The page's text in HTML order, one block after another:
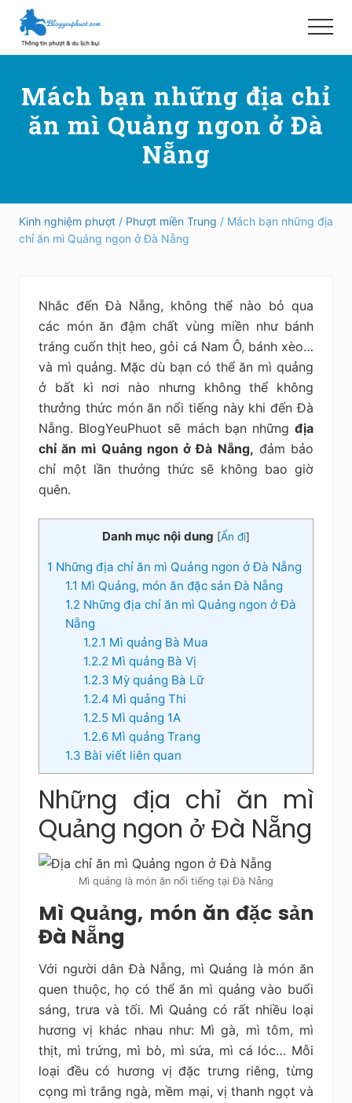
Menu
Skip
main
qua
primary
Hướng
phượt,
lịch
và
ngoài
nước
an
nghiệm,
kiệm
Menu
Mách bạn những địa chỉ
ăn mì Quảng ngon ở Đà
Nẵng
Kinh nghiệm phượt / Phượt miền Trung / Mách bạn những địa
chỉ ăn mì Quảng ngon ở Đà Nẵng
Nhắc đến Đà Nẵng, không thể nào bỏ qua
các món ăn đậm chất vùng miền như bánh
tráng cuốn thịt heo, gỏi cá Nam Ô, bánh xèo…
và mì quảng. Mặc dù bạn có thể ăn mì quảng
ở bất kì nơi nào nhưng không thể không
thưởng thức món ăn nổi tiếng này khi đến Đà
Nẵng. BlogYeuPhuot sẽ mách bạn những địa
chỉ ăn mì Quảng ngon ở Đà Nẵng, đảm bảo
chỉ một lần thưởng thức sẽ không bao giờ
quên.
Danh mục nội dung [Ẩn đi]
1 Những địa chỉ ăn mì Quảng ngon ở Đà Nẵng
1.1 Mì Quảng, món ăn đặc sản Đà Nẵng
1.2 Những địa chỉ ăn mì Quảng ngon ở Đà
Nẵng
1.2.1 Mì quảng Bà Mua
1.2.2 Mì quảng Bà Vị
1.2.3 Mỳ quảng Bà Lữ
1.2.4 Mì quảng Thi
1.2.5Mì quảng 1A
1.2.6Mì quảng Trang
1.3 Bài viết liên quan
Những địa chỉ ăn mì
Quảng ngon ở Đà Nẵng
Mì quảng là món ăn nổi tiếng tại Đà Nẵng
Mì Quảng, món ăn đặc sản
Đà Nẵng
Với người dân Đà Nẵng, mì Quảng là món ăn
quen thuộc, họ có thể ăn mì quảng vào buổi
sáng, trưa và tối. Mì Quảng có rất nhiều loại
hương vị khác nhau như: Mì gà, mì tôm, mì
thịt, mì trứng, mì bò, mì sứa, mì cá lóc… Mỗi
loại đều có hương vị đặc trưng riêng, từng
cọng mì trắng ngà, mềm mại, vị thanh ngọt và